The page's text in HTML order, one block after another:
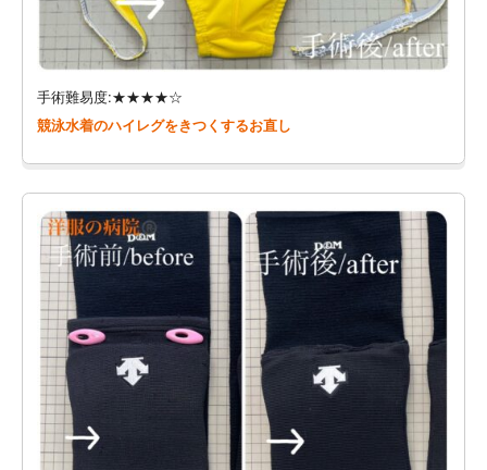
手術難易度:★★★★☆
競泳水着のハイレグをきつくするお直し